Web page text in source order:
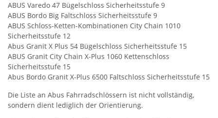
ABUS Varedo 47 Bügelschloss Sicherheitsstufe 9
ABUS Bordo Big Faltschloss Sicherheitsstufe 9
ABUS Schloss-Ketten-Kombinationen City Chain 1010
Sicherheitsstufe 12
Abus Granit X Plus 54 Bügelschloss Sicherheitsstufe 15
ABUS Granit City Chain X-Plus 1060 Kettenschloss
Sicherheitsstufe 15
Abus Bordo Granit X-Plus 6500 Faltschloss Sicherheitsstufe 15
Die Liste an Abus Fahrradschlössern ist nicht vollständig,
sondern dient lediglich der Orientierung.